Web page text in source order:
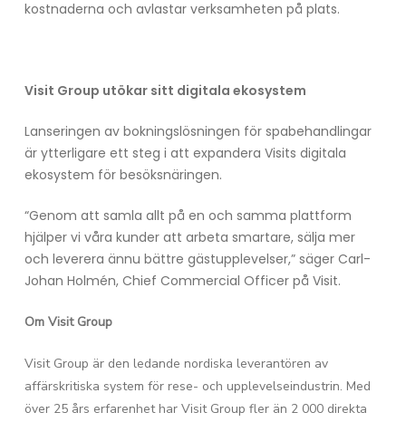
kostnaderna och avlastar verksamheten på plats.
Visit Group utökar sitt digitala ekosystem
Lanseringen av bokningslösningen för spabehandlingar
är ytterligare ett steg i att expandera Visits digitala
ekosystem för besöksnäringen.
“Genom att samla allt på en och samma plattform
hjälper vi våra kunder att arbeta smartare, sälja mer
och leverera ännu bättre gästupplevelser,” säger Carl-
Johan Holmén, Chief Commercial Officer på Visit.
Om Visit Group
Visit Group är den ledande nordiska leverantören av
affärskritiska system för rese- och upplevelseindustrin. Med
över 25 års erfarenhet har Visit Group fler än 2 000 direkta